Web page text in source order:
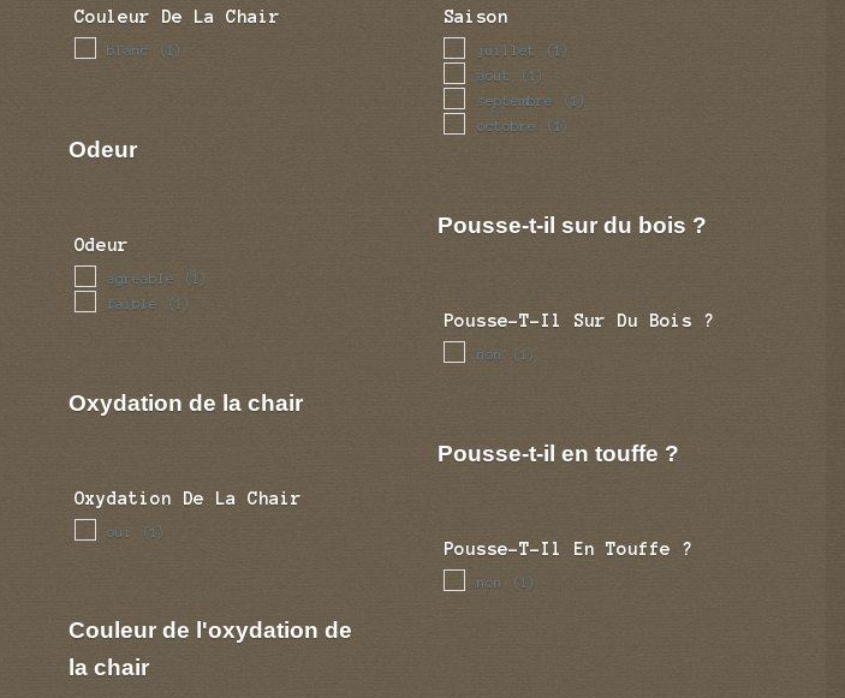
Couleur De La Chair
blanc (1)
Odeur
Odeur
agreable (1)
faible (1)
Oxydation de la chair
Oxydation De La Chair
oui (1)
Couleur de l'oxydation de
la chair
Saison
juillet (1)
aout (1)
septembre (1)
octobre (1)
Pousse-t-il sur du bois ?
Pousse-T-Il Sur Du Bois ?
non (1)
Pousse-t-il en touffe ?
Pousse-T-Il En Touffe ?
non (1)